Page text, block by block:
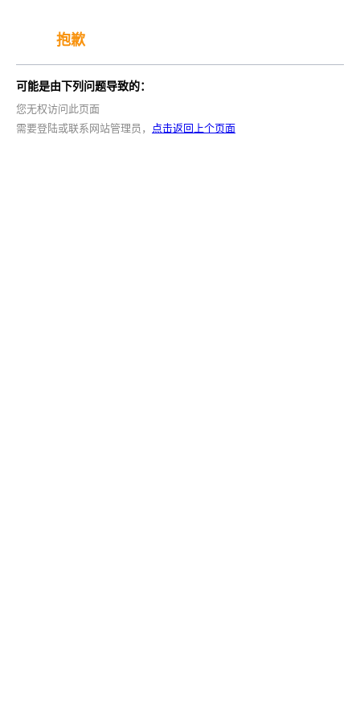
抱歉
可能是由下列问题导致的：
您无权访问此页面
需要登陆或联系网站管理员， 点击返回上个页面